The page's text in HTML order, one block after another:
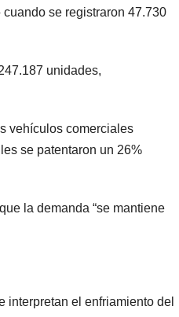
se registraron 47.730
unidades,
vehículos comerciales
se patentaron un 26%
la demanda “se mantiene
interpretan el enfriamiento del